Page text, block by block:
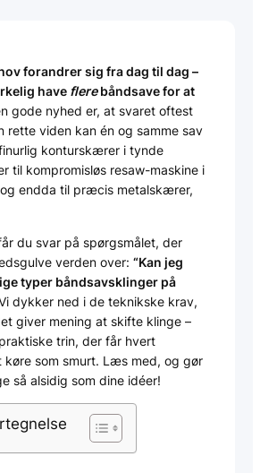
forandrer sig fra dag til dag –
have flerebåndsave for at
gode nyhed er, at svaret oftest
rette viden kan én og samme sav
konturskærer i tynde
til kompromisløs resaw-maskine i
endda til præcis metalskærer,
du svar på spørgsmålet, der
verden over: “Kan jeg
typer båndsavsklinger på
dykker ned i de teknik­ske krav,
giver mening at skifte klinge –
trin, der får hvert
køre som smurt. Læs med, og gør
så alsidig som dine idéer!